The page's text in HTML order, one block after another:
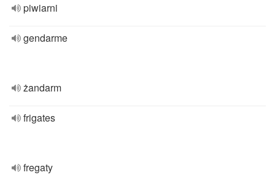
piwiarni
gendarme
żandarm
frigates
fregaty